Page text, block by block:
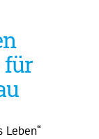
für
Leben“